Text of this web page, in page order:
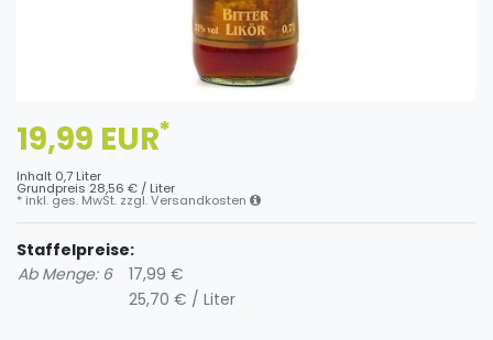
19,99 EUR*
Inhalt 0,7 Liter
Grundpreis 28,56 € / Liter
* inkl. ges. MwSt. zzgl.Versandkosten
Staffelpreise:
Ab Menge: 6
17,99 €
25,70 € / Liter